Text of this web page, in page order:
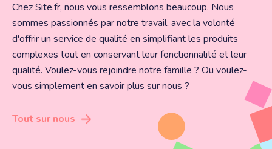
Chez Site.fr, nous vous ressemblons beaucoup. Nous
sommes passionnés par notre travail, avec la volonté
d'offrir un service de qualité en simplifiant les produits
complexes tout en conservant leur fonctionnalité et leur
qualité. Voulez-vous rejoindre notre famille ? Ou voulez-
vous simplement en savoir plus sur nous ?
Tout sur nous